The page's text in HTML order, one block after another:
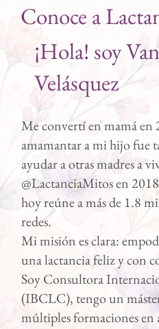
Conoce a
¡Hola! soy
Velásquez
Me convertí en mamá en
amamantar a mi hijo fue
ayudar a otras madres a
@LactanciaMitos en
hoy reúne a más de 1.8
redes.
Mi misión es clara:
una lactancia feliz y con
Soy Consultora
(IBCLC), tengo un
múltiples formaciones en